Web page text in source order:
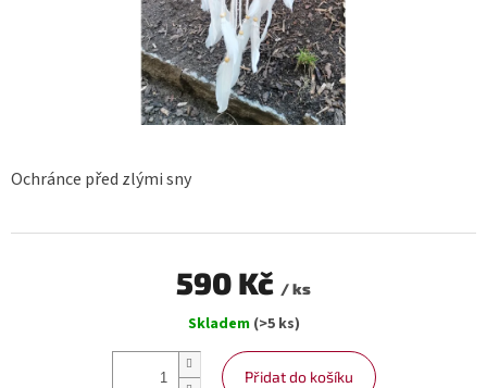
Ochránce před zlými sny
590 Kč / ks
cena:
Skladem (>5 ks)
Přidat do košíku